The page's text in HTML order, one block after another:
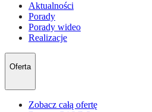
Aktualności
Porady
Porady wideo
Realizacje
Oferta
Zobacz całą ofertę